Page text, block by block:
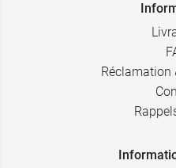
Réclamation